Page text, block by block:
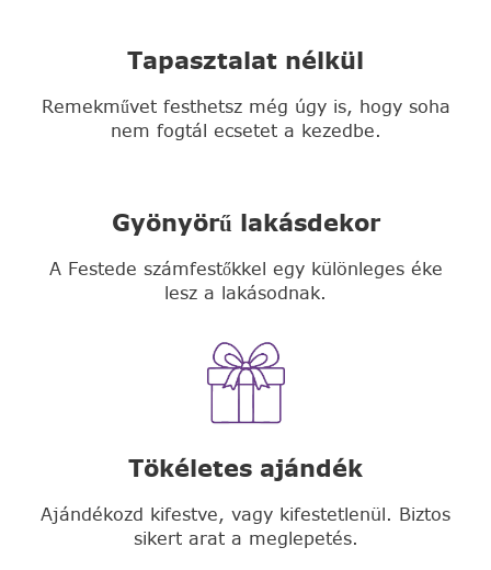
Tapasztalat nélkül
Remekművet festhetsz még úgy is, hogy soha
nem fogtál ecsetet a kezedbe.
Gyönyörű lakásdekor
A Festede számfestőkkel egy különleges éke
lesz a lakásodnak.
Tökéletes ajándék
Ajándékozd kifestve, vagy kifestetlenül. Biztos
sikert arat a meglepetés.